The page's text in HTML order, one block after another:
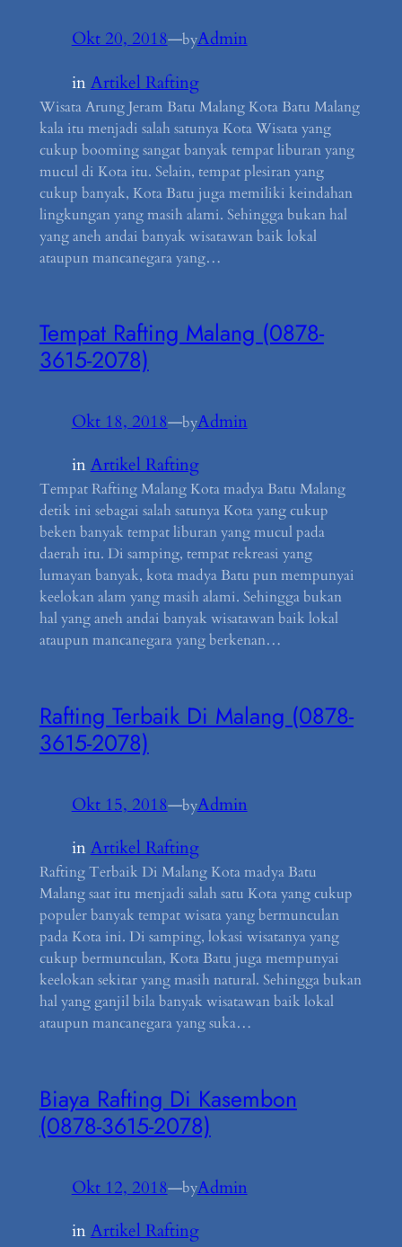
Okt 20, 2018—byAdmin
inArtikel Rafting
Wisata Arung Jeram Batu Malang Kota Batu Malang
kala itu menjadi salah satunya Kota Wisata yang
cukup booming sangat banyak tempat liburan yang
mucul di Kota itu. Selain, tempat plesiran yang
cukup banyak, Kota Batu juga memiliki keindahan
lingkungan yang masih alami. Sehingga bukan hal
yang aneh andai banyak wisatawan baik lokal
ataupun mancanegara yang…
Tempat Rafting Malang (0878-
3615-2078)
Okt 18, 2018—byAdmin
inArtikel Rafting
Tempat Rafting Malang Kota madya Batu Malang
detik ini sebagai salah satunya Kota yang cukup
beken banyak tempat liburan yang mucul pada
daerah itu. Di samping, tempat rekreasi yang
lumayan banyak, kota madya Batu pun mempunyai
keelokan alam yang masih alami. Sehingga bukan
hal yang aneh andai banyak wisatawan baik lokal
ataupun mancanegara yang berkenan…
Rafting Terbaik Di Malang (0878-
3615-2078)
Okt 15, 2018—byAdmin
inArtikel Rafting
Rafting Terbaik Di Malang Kota madya Batu
Malang saat itu menjadi salah satu Kota yang cukup
populer banyak tempat wisata yang bermunculan
pada Kota ini. Di samping, lokasi wisatanya yang
cukup bermunculan, Kota Batu juga mempunyai
keelokan sekitar yang masih natural. Sehingga bukan
hal yang ganjil bila banyak wisatawan baik lokal
ataupun mancanegara yang suka…
Biaya Rafting Di Kasembon
(0878-3615-2078)
Okt 12, 2018—byAdmin
inArtikel Rafting